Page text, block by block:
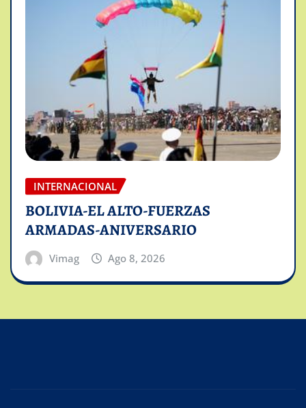
INTERNACIONAL
BOLIVIA-EL ALTO-FUERZAS
ARMADAS-ANIVERSARIO
Vimag Ago 8, 2026